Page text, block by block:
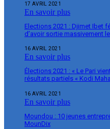
17 AVRIL 2021
En savoir plus
Elections 2021 : Djimet Ibet
d’avoir sortie massivement
16 AVRIL 2021
En savoir plus
Élections 2021 : « Le Pari
résultats partiels « Kodi
16 AVRIL 2021
En savoir plus
Moundou : 10 jeunes
MounDix